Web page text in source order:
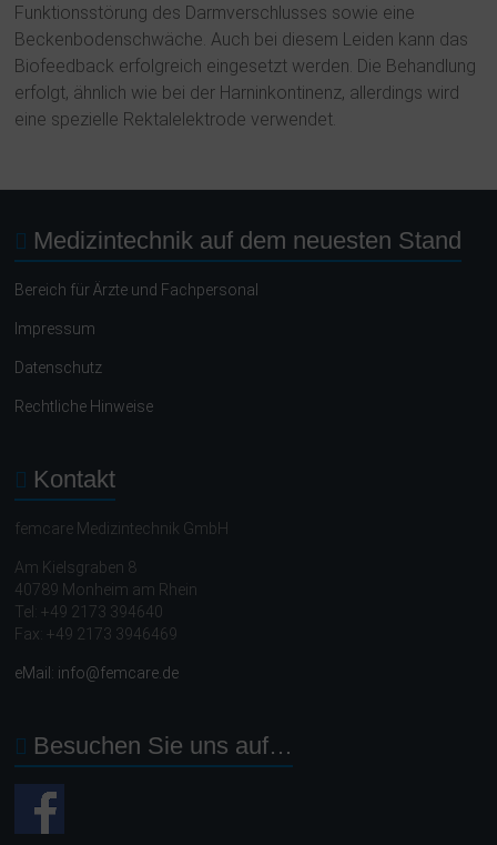
Funktionsstörung des Darmverschlusses sowie eine
Beckenbodenschwäche. Auch bei diesem Leiden kann das
Biofeedback erfolgreich eingesetzt werden. Die Behandlung
erfolgt, ähnlich wie bei der Harninkontinenz, allerdings wird
eine spezielle Rektalelektrode verwendet.
Medizintechnik auf dem neuesten Stand
Bereich für Ärzte und Fachpersonal
Impressum
Datenschutz
Rechtliche Hinweise
Kontakt
femcare Medizintechnik GmbH
Am Kielsgraben 8
40789 Monheim am Rhein
Tel: +49 2173 394640
Fax: +49 2173 3946469
eMail: info@femcare.de
Besuchen Sie uns auf…